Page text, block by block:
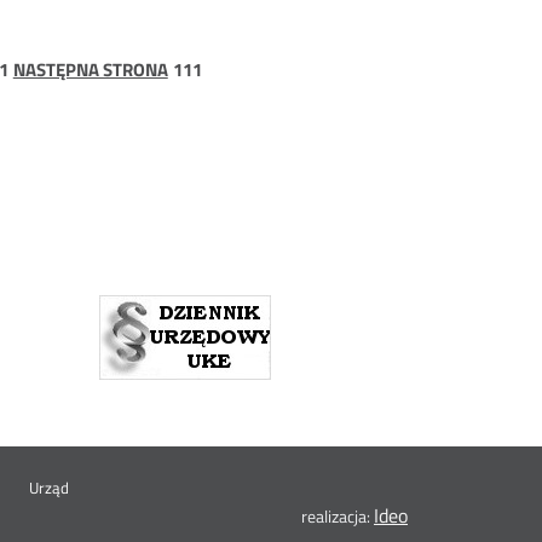
NASTĘPNA STRONA 111strona
Urząd
realizacja: Ideo